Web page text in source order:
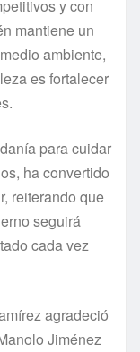
y con
mantiene un
ambiente,
es fortalecer
para cuidar
ha convertido
reiterando que
seguirá
cada vez
agradeció
Jiménez